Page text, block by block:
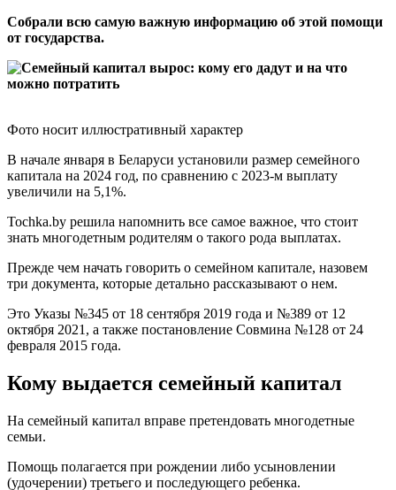
Собрали всю самую важную информацию об этой помощи
от государства.
Фото носит иллюстративный характер
В начале января в Беларуси установили размер семейного
капитала на 2024 год, по сравнению с 2023-м выплату
увеличили на 5,1%.
Tochka.by решила напомнить все самое важное, что стоит
знать многодетным родителям о такого рода выплатах.
Прежде чем начать говорить о семейном капитале, назовем
три документа, которые детально рассказывают о нем.
Это Указы №345 от 18 сентября 2019 года и №389 от 12
октября 2021, а также постановление Совмина №128 от 24
февраля 2015 года.
Кому выдается семейный капитал
На семейный капитал вправе претендовать многодетные
семьи.
Помощь полагается при рождении либо усыновлении
(удочерении) третьего и последующего ребенка.